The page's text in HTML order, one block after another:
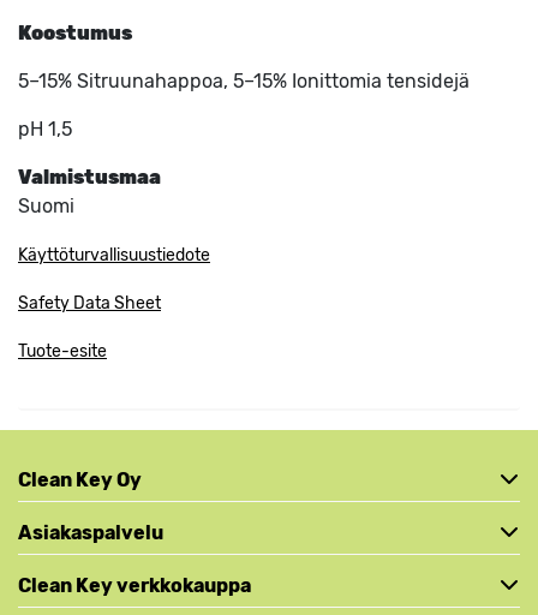
Koostumus
5–15% Sitruunahappoa, 5–15% Ionittomia tensidejä
pH 1,5
Valmistusmaa
Suomi
Käyttöturvallisuustiedote
Safety Data Sheet
Tuote-esite
Clean Key Oy
Asiakaspalvelu
Clean Key verkkokauppa